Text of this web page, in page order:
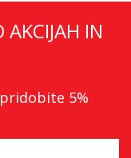
AKCIJAH IN
5%